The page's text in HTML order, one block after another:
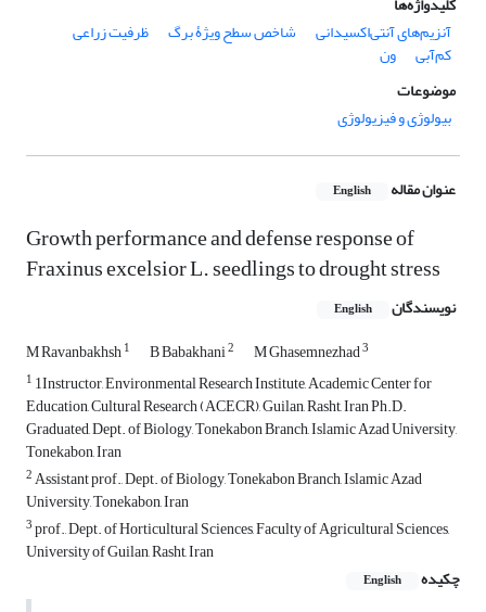
آنزیم‌های آنتی‌اکسیدانی
شاخص ‌سطح ویژۀ برگ ظرفیت زراعی
کم‌آبی
ون
موضوعات
بیولوژی و فیزیولوژی
عنوان مقاله English
Growth performance and defense response of
Fraxinus excelsior L. seedlings to drought stress
نویسندگان English
M Ravanbakhsh1 B Babakhani2 M Ghasemnezhad3
1 1Instructor, Environmental Research Institute, Academic Center for
Education, Cultural Research (ACECR), Guilan, Rasht, Iran Ph.D.
Graduated, Dept. of Biology, Tonekabon Branch, Islamic Azad University,
Tonekabon, Iran
2Assistant prof., Dept. of Biology, Tonekabon Branch, Islamic Azad
University, Tonekabon, Iran
3prof., Dept. of Horticultural Sciences, Faculty of Agricultural Sciences,
University of Guilan, Rasht, Iran
چکیده
English